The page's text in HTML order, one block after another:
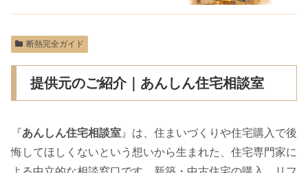
断熱完全ガイド
提供元のご紹介｜あんしん住宅相談室
『あんしん住宅相談室 』は、住まいづくりや住宅購入で後
悔してほしくないという想いから生まれた、住宅専門家に